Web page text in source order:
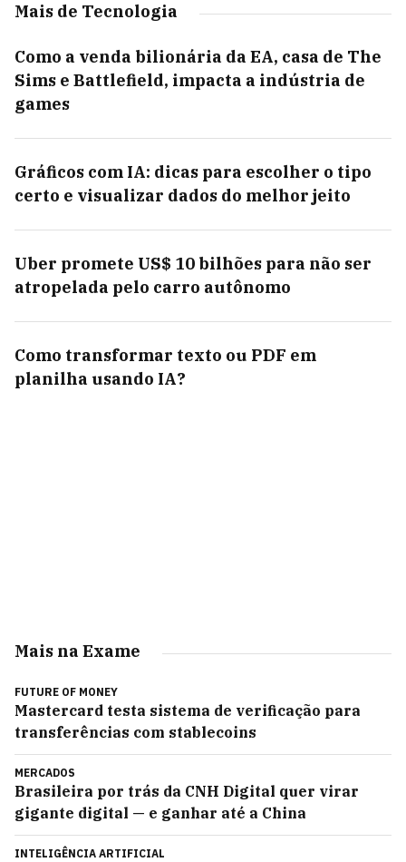
Mais de Tecnologia
Como a venda bilionária da EA, casa de The
Sims e Battlefield, impacta a indústria de
games
Gráficos com IA: dicas para escolher o tipo
certo e visualizar dados do melhor jeito
Uber promete US$ 10 bilhões para não ser
atropelada pelo carro autônomo
Como transformar texto ou PDF em
planilha usando IA?
Mais na Exame
FUTURE OF MONEY
Mastercard testa sistema de verificação para
transferências com stablecoins
MERCADOS
Brasileira por trás da CNH Digital quer virar
gigante digital — e ganhar até a China
INTELIGÊNCIA ARTIFICIAL